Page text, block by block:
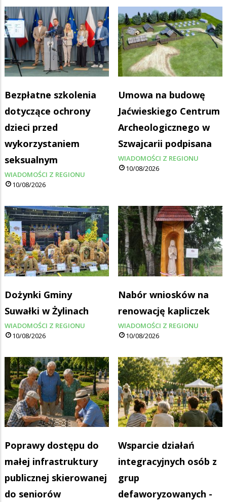
Bezpłatne szkolenia
dotyczące ochrony
dzieci przed
wykorzystaniem
seksualnym
WIADOMOŚCI Z REGIONU
10/08/2026
Umowa na budowę
Jaćwieskiego Centrum
Archeologicznego w
Szwajcarii podpisana
WIADOMOŚCI Z REGIONU
10/08/2026
Dożynki Gminy
Suwałki w Żylinach
WIADOMOŚCI Z REGIONU
10/08/2026
Nabór wniosków na
renowację kapliczek
WIADOMOŚCI Z REGIONU
10/08/2026
Poprawy dostępu do
małej infrastruktury
publicznej skierowanej
do seniorów
Wsparcie działań
integracyjnych osób z
grup
defaworyzowanych -